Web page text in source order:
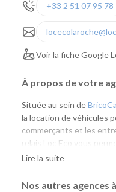
+33 2 51 07 95 78
Voir la fiche Google
À propos de votre
Située au sein de
la location de véhicules
commerçants et les
relais Loc Eco vous
ou un utilitaire à
véhicules.
Lire la suite
Nos autres agences